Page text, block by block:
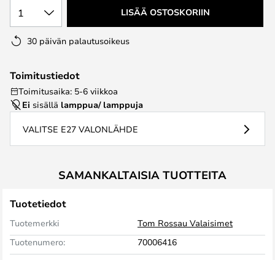
1 LISÄÄ OSTOSKORIIN
30 päivän palautusoikeus
Toimitustiedot
Toimitusaika: 5-6 viikkoa
Ei sisällä lamppua/ lamppuja
VALITSE E27 VALONLÄHDE
SAMANKALTAISIA TUOTTEITA
Tuotetiedot
Tuotemerkki
Tom Rossau Valaisimet
Tuotenumero:
70006416